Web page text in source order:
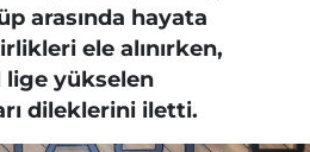
arasında hayata
ele alınırken,
yükselen
dileklerini iletti.